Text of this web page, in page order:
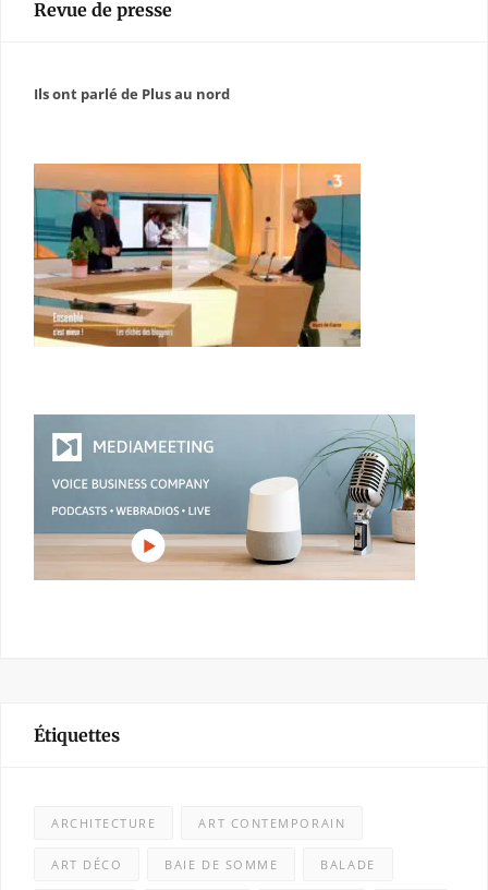
Revue de presse
Ils ont parlé de Plus au nord
Étiquettes
ARCHITECTURE ART CONTEMPORAIN
ART DÉCO BAIE DE SOMME BALADE